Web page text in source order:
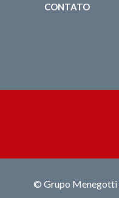
CONTATO
© Grupo Menegotti